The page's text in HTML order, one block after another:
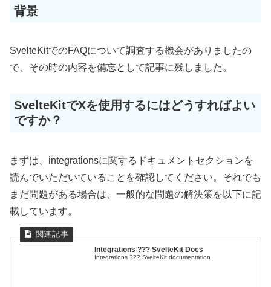
背景
SvelteKitでのFAQについて調査する機会がありましたの
で、その時の内容を備忘として記事に残しました。
SvelteKitでXを使用するにはどうすればよい
ですか？
まずは、integrationsに関するドキュメントセクションを
読んでいただいていることを確認してください。それでも
まだ問題がある場合は、一般的な問題の解決策を以下に記
載しています。
Integrations ??? SvelteKit Docs
Integrations ??? SvelteKit documentation